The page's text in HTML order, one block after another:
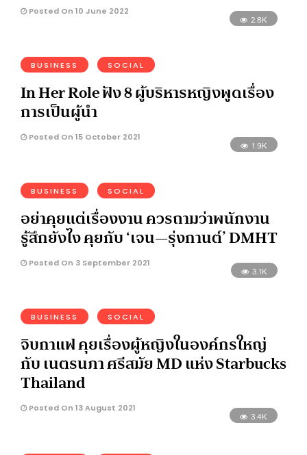
Posted On 10 June 2022
2.8K
BUSINESS SOCIAL
In Her Role ฟัง 8 ผู้บริหารหญิงพูดเรื่อง
การเป็นผู้นำ
Posted On 15 October 2021
1.9K
BUSINESS SOCIAL
อย่าคุยแต่เรื่องงาน ควรถามว่าพนักงาน
รู้สึกยังไง คุยกับ ‘เจน—รุ่งกานต์’ DMHT
Posted On 3 September 2021
3.1K
BUSINESS SOCIAL
จิบกาแฟ คุยเรื่องผู้หญิงในองค์กรใหญ่
กับ เนตรนภา ศรีสมัย MD แห่ง Starbucks
Thailand
Posted On 13 August 2021
3.4K